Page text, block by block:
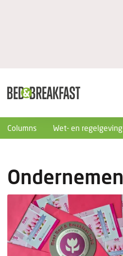
Columns Wet- en regelgeving
Ondernemen